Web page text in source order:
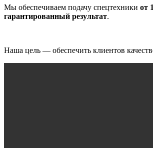
Мы обеспечиваем подачу спецтехники от
гарантированный результат.
Наша цель — обеспечить клиентов